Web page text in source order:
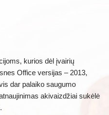
kurios dėl įvairių
Office versijas – 2013,
dar palaiko saugumo
akivaizdžiai sukėlė